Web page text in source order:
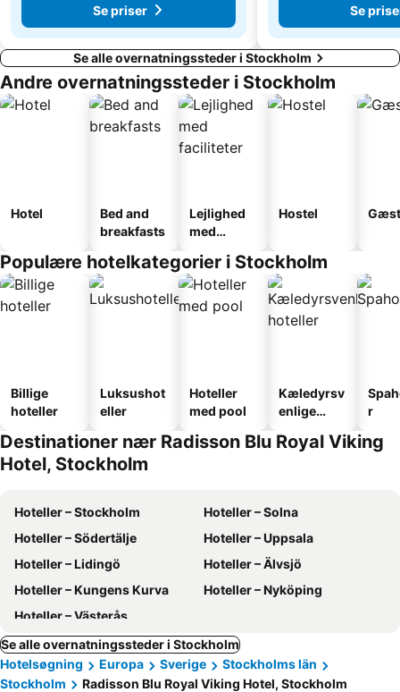
Se priser
Se
Se alle overnatningssteder i Stockholm
Andre overnatningssteder i Stockholm
Hotel
Bed and
breakfasts
Lejlighed
med
Hostel
Populære hotelkategorier i Stockholm
Billige
hoteller
Luksushot
eller
Hoteller
med pool
Kæledyrsv
enlige
r
Destinationer nær Radisson Blu Royal Viking
Hotel, Stockholm
Hoteller – Stockholm
Hoteller – Solna
Hoteller – Södertälje
Hoteller – Uppsala
Hoteller – Lidingö
Hoteller – Älvsjö
Hoteller – Kungens Kurva
Hoteller – Nyköping
Hoteller – Västerås
Se alle overnatningssteder i Stockholm
Hotelsøgning
Europa Sverige
Stockholms län
Stockholm
Radisson Blu Royal Viking Hotel, Stockholm